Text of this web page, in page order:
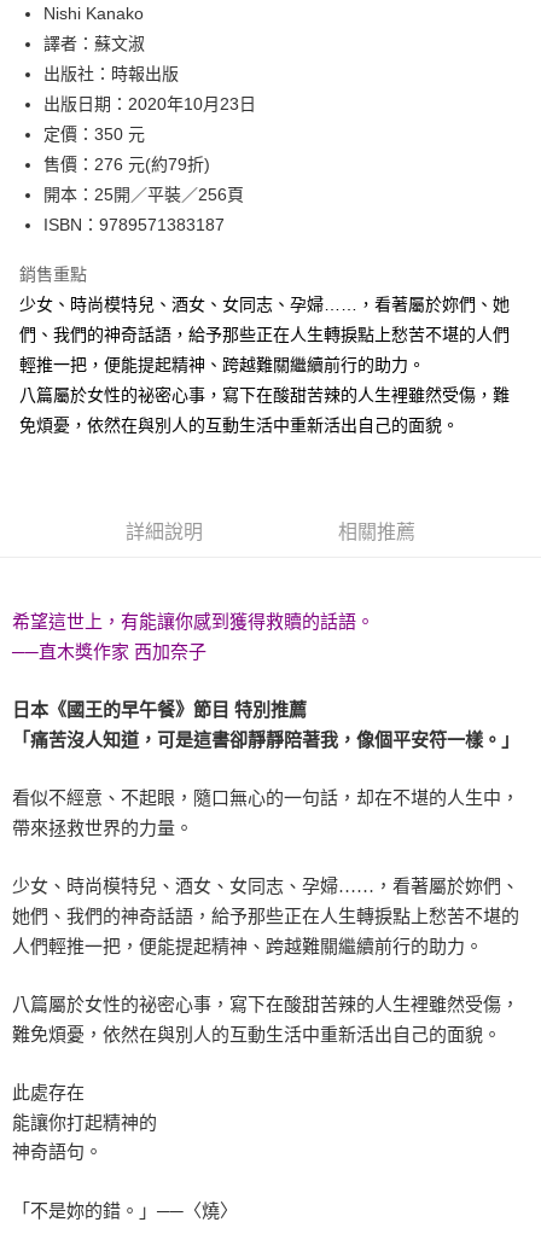
付款後7-11取貨
每筆NT$60，滿NT$499(含以上)免運費
宅配
每筆NT$100，滿NT$499(含以上)免運費
Nishi Kanako
譯者：蘇文淑
出版社：時報出版
出版日期：2020年10月23日
定價：350 元
售價：276 元(約79折)
開本：25開／平裝／256頁
ISBN：9789571383187
銷售重點
少女、時尚模特兒、酒女、女同志、孕婦……，看著屬於妳們、她
們、我們的神奇話語，給予那些正在人生轉捩點上愁苦不堪的人們
輕推一把，便能提起精神、跨越難關繼續前行的助力。
八篇屬於女性的祕密心事，寫下在酸甜苦辣的人生裡雖然受傷，難
免煩憂，依然在與別人的互動生活中重新活出自己的面貌。
詳細說明 相關推薦
希望這世上，有能讓你感到獲得救贖的話語。
──直木獎作家 西加奈子
日本《國王的早午餐》節目 特別推薦
「痛苦沒人知道，可是這書卻靜靜陪著我，像個平安符一樣。」
看似不經意、不起眼，隨口無心的一句話，却在不堪的人生中，
帶來拯救世界的力量。
少女、時尚模特兒、酒女、女同志、孕婦……，看著屬於妳們、
她們、我們的神奇話語，給予那些正在人生轉捩點上愁苦不堪的
人們輕推一把，便能提起精神、跨越難關繼續前行的助力。
八篇屬於女性的祕密心事，寫下在酸甜苦辣的人生裡雖然受傷，
難免煩憂，依然在與別人的互動生活中重新活出自己的面貌。
此處存在
能讓你打起精神的
神奇語句。
「不是妳的錯。」──〈燒〉